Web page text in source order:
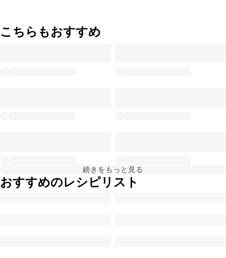
こちらもおすすめ
続きをもっと見る
おすすめのレシピリスト